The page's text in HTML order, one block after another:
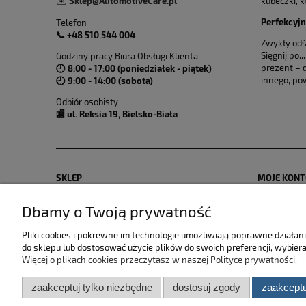
Telefon
📞 +48 510 544 004
Godziny pracy Biura Obsługi Klienta
🕘 8:00 - 17:00 (poniedziałek - piątek)
🕘 9:00 - 14:00 (sobota)
Odbiór osobisty
🏬 ul. Reksia 19, Bielsko-Biała
Zwykły
Sięgnij
prezent –
innego,
SKLEP
Dostawa i płatność
Regulamin sklepu
MOJE
Dbamy o Twoją prywatność
Pliki cookies i pokrewne im technologie umożliwiają poprawne
do sklepu lub dostosować użycie plików do swoich preferencji,
Więcej o plikach cookies przeczytasz w naszej Polityce prywatności.
zaakceptuj tylko niezbędne dostosuj zgody